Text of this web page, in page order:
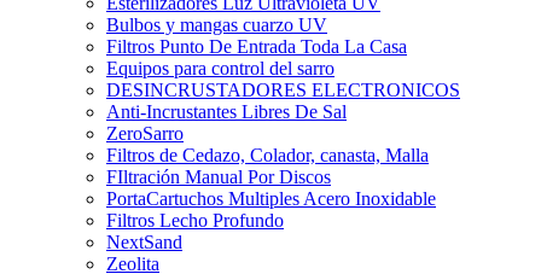
Bulbos y mangas cuarzo UV
Filtros Punto De Entrada Toda La Casa
Equipos para control del sarro
DESINCRUSTADORES ELECTRONICOS
Anti-Incrustantes Libres De Sal
ZeroSarro
Filtros de Cedazo, Colador, canasta, Malla
FIltración Manual Por Discos
PortaCartuchos Multiples Acero Inoxidable
Filtros Lecho Profundo
NextSand
Zeolita